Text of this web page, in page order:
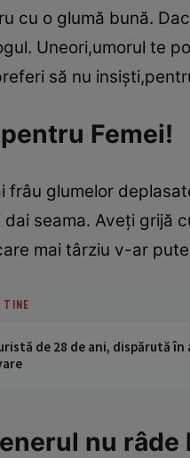
cu o glumă bună.
Uneori,umorul te
să nu
Femei!
frâu glumelor
seama. Aveţi grijă
mai târziu v-ar
TINE
de 28 de ani, dispărută
nu râde